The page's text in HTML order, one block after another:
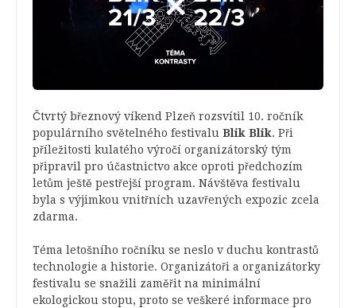
Čtvrtý březnový víkend Plzeň rozsvítil 10. ročník
populárního světelného festivalu Blik Blik. Při
příležitosti kulatého výročí organizátorský tým
připravil pro účastnictvo akce oproti předchozím
letům ještě pestřejší program. Návštěva festivalu
byla s výjimkou vnitřních uzavřených expozic zcela
zdarma.
Téma letošního ročníku se neslo v duchu kontrastů
technologie a historie. Organizátoři a organizátorky
festivalu se snažili zaměřit na minimální
ekologickou stopu, proto se veškeré informace pro